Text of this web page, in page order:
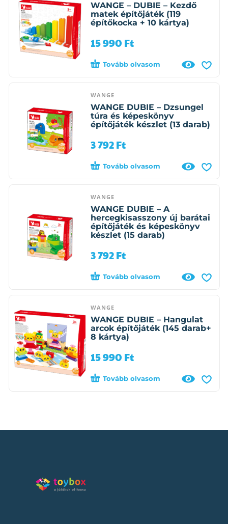
WANGE – DUBIE – Kezdő
matek építőjáték (119
építőkocka + 10 kártya)
15 990 Ft
Tovább olvasom
WANGE
WANGE DUBIE – Dzsungel
túra és képeskönyv
építőjáték készlet (13 darab)
3 792Ft
Tovább olvasom
WANGE
WANGE DUBIE – A
hercegkisasszony új barátai
építőjáték és képeskönyv
készlet (15 darab)
3 792Ft
Tovább olvasom
WANGE
WANGE DUBIE – Hangulat
arcok építőjáték (145 darab+
8 kártya)
15 990 Ft
Tovább olvasom